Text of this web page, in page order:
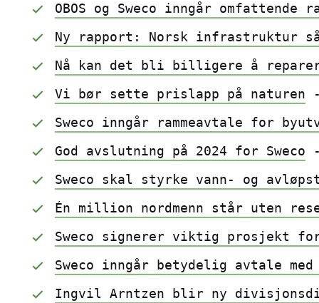
OBOS og Sweco inngår omfattende
Ny rapport: Norsk infrastruktur
Nå kan det bli billigere å
Vi bør sette prislapp på naturen
Sweco inngår rammeavtale for
God avslutning på 2024 for Sweco
Sweco skal styrke vann- og
Én million nordmenn står uten
Sweco signerer viktig prosjekt for
Sweco inngår betydelig avtale
Ingvil Arntzen blir ny